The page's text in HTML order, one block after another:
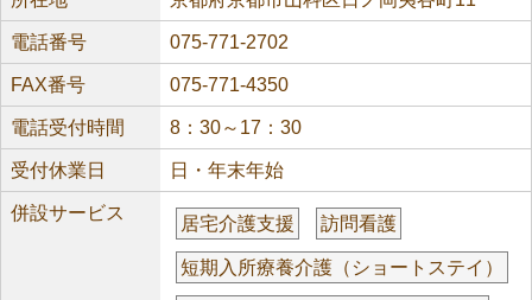
電話番号 075-771-2702
FAX番号 075-771-4350
電話受付時間 8：30～17：30
受付休業日 日・年末年始
併設サービス
居宅介護支援 訪問看護
短期入所療養介護（ショートステイ）